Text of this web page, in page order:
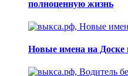
полноценную жизнь
Новые имена на Доске